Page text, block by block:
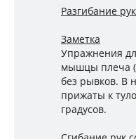
Разгибание
Заметка
Упражнения
мышцы плеча
без рывков. В
прижаты к
градусов.